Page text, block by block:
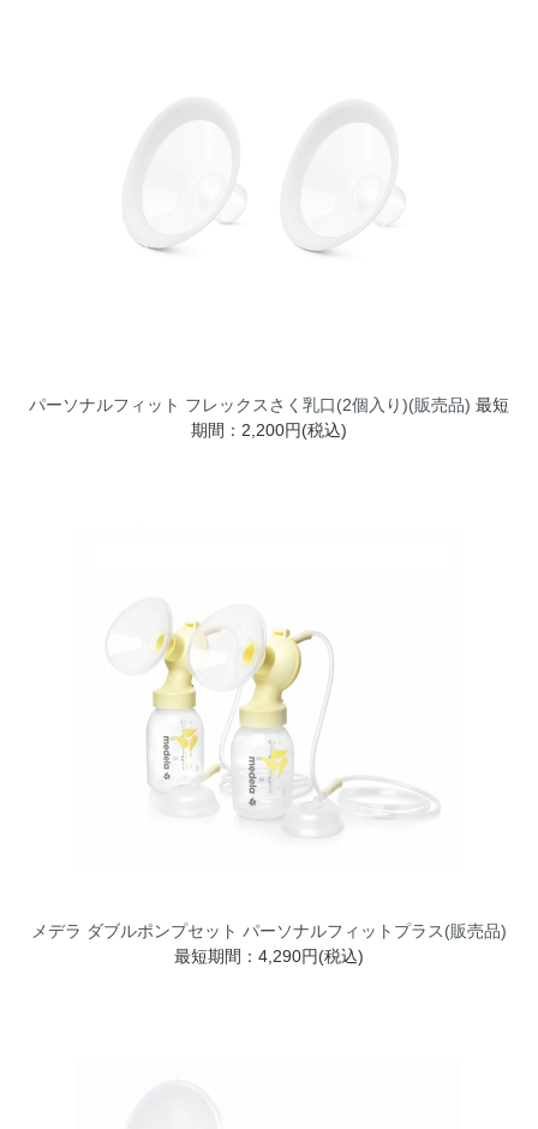
パーソナルフィット フレックスさく乳口(2個入り)(販売品) 最短
期間：2,200円(税込)
メデラ ダブルポンプセット パーソナルフィットプラス(販売品)
最短期間：4,290円(税込)